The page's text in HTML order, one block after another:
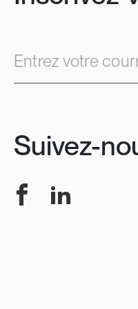
Entrez votre
Suivez-
FacebookLinkedIn